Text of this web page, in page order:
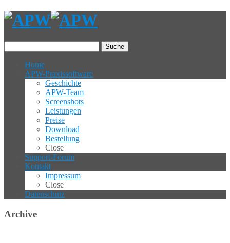
Suche
Home
APW-Praxissoftware
Geschichte
APW-Team
Screenshots
Leistungen
Preise
Download
Bestellung
Close
Support-Forum
Kontakt
Impressum
Close
Datenschutz
Archive